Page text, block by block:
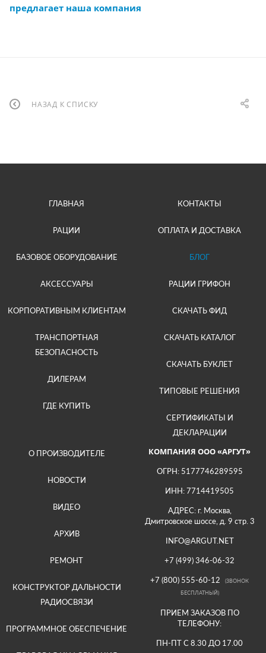
предлагает наша компания
НАЗАД К СПИСКУ
ГЛАВНАЯ
РАЦИИ
БАЗОВОЕ ОБОРУДОВАНИЕ
АКСЕССУАРЫ
КОРПОРАТИВНЫМ КЛИЕНТАМ
ТРАНСПОРТНАЯ
БЕЗОПАСНОСТЬ
ДИЛЕРАМ
ГДЕ КУПИТЬ
КОНТАКТЫ
ОПЛАТА И ДОСТАВКА
БЛОГ
РАЦИИ ГРИФОН
СКАЧАТЬ ФИД
СКАЧАТЬ КАТАЛОГ
СКАЧАТЬ БУКЛЕТ
ТИПОВЫЕ РЕШЕНИЯ
СЕРТИФИКАТЫ И
ДЕКЛАРАЦИИ
О ПРОИЗВОДИТЕЛЕ
НОВОСТИ
ВИДЕО
АРХИВ
РЕМОНТ
КОНСТРУКТОР ДАЛЬНОСТИ
РАДИОСВЯЗИ
ПРОГРАММНОЕ ОБЕСПЕЧЕНИЕ
КОМПАНИЯ ООО «АРГУТ»
ОГРН: 5177746289595
ИНН: 7714419505
АДРЕС: г. Москва,
Дмитровское шоссе, д. 9 стр. 3
INFO@ARGUT.NET
+7 (499) 346-06-32
+7 (800) 555-60-12
(ЗВОНОК
БЕСПЛАТНЫЙ)
ПРИЕМ ЗАКАЗОВ ПО
ТЕЛЕФОНУ:
ПН-ПТ С 8.30 ДО 17.00